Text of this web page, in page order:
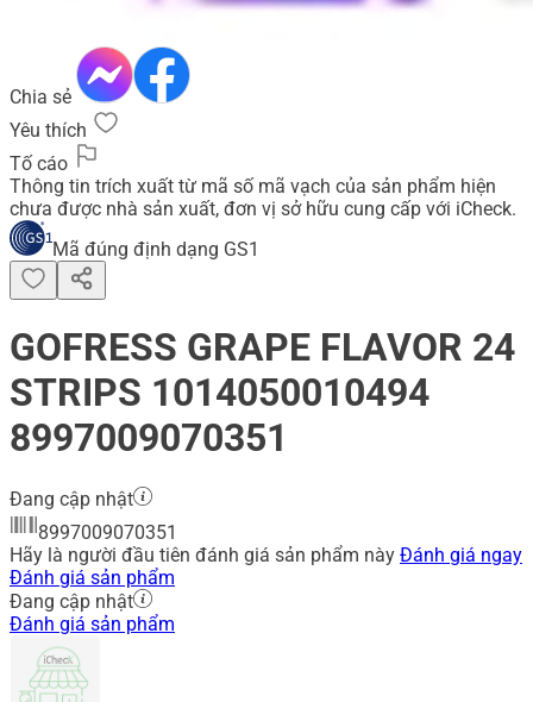
Chia sẻ
Yêu thích
Tố cáo
Thông tin trích xuất từ mã số mã vạch của sản phẩm hiện
chưa được nhà sản xuất, đơn vị sở hữu cung cấp với iCheck.
Mã đúng định dạng GS1
GOFRESS GRAPE FLAVOR 24
STRIPS 1014050010494
8997009070351
Đang cập nhật
8997009070351
Hãy là người đầu tiên đánh giá sản phẩm này Đánh giá ngay
Đánh giá sản phẩm
Đang cập nhật
Đánh giá sản phẩm